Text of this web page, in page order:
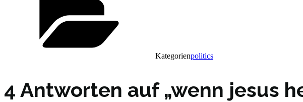
Kategorienpolitics
4 Antworten auf „wenn jesus